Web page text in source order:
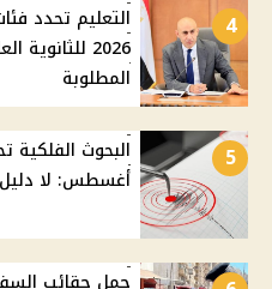
4
التعليم تحدد
2026
المطلوبة
5
أغسطس: لا
حمل حقائب